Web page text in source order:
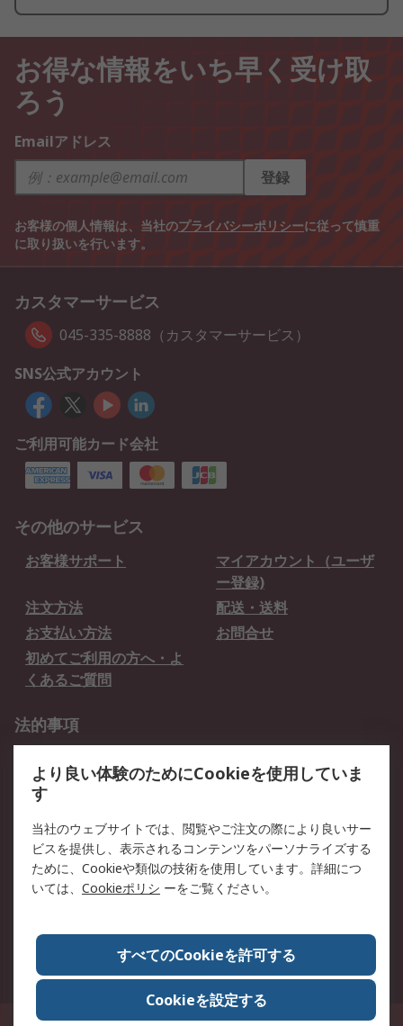
お得な情報をいち早く受け取
ろう
Emailアドレス
登録
お客様の個人情報は、当社のプライバシーポリシーに従って慎重
に取り扱いを行います。
カスタマーサービス
045-335-8888（カスタマーサービス）
SNS公式アカウント
ご利用可能カード会社
その他のサービス
お客様サポート
マイアカウント（ユーザ
ー登録)
注文方法
配送・送料
お支払い方法
お問合せ
初めてご利用の方へ・よ
くあるご質問
法的事項
クッキーポリシー
RSについて
会社概要
採用情報
プレスリリース＆お知ら
コーポレートサイト
全世界のRS
RSの歴史
ESGへの取り組み（英語）
認証について
〒240-0005 神奈川県横浜市保土ヶ谷区神戸町134番地 横浜ビジネスパーク ウ
より良い体験のためにCookieを使用していま
す
当社のウェブサイトでは、閲覧やご注文の際により良いサー
ビスを提供し、表示されるコンテンツをパーソナライズする
ために、Cookieや類似の技術を使用しています。詳細につ
いては、 Cookieポリシ ーをご覧ください。
すべてのCookieを許可する
Cookieを設定する